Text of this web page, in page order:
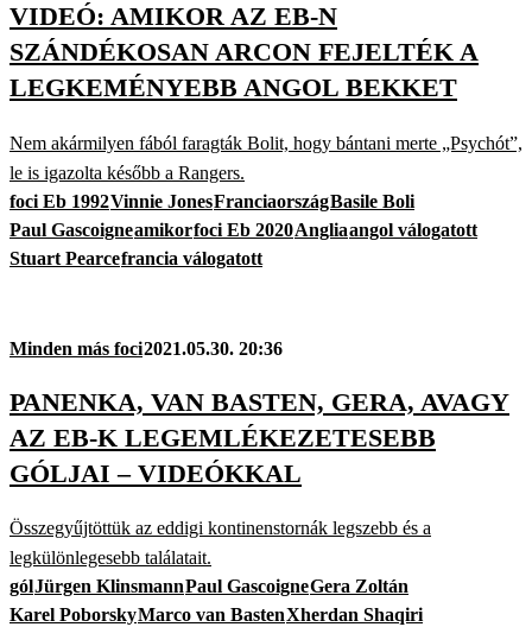
VIDEÓ: AMIKOR AZ EB-N
SZÁNDÉKOSAN ARCON FEJELTÉK A
LEGKEMÉNYEBB ANGOL BEKKET
Nem akármilyen fából faragták Bolit, hogy bántani merte „Psychót”,
le is igazolta később a Rangers.
foci Eb 1992Vinnie JonesFranciaországBasile Boli
Paul Gascoigneamikorfoci Eb 2020Angliaangol válogatott
Stuart Pearcefrancia válogatott
Minden más foci2021.05.30. 20:36
PANENKA, VAN BASTEN, GERA, AVAGY
AZ EB-K LEGEMLÉKEZETESEBB
GÓLJAI – VIDEÓKKAL
Összegyűjtöttük az eddigi kontinenstornák legszebb és a
legkülönlegesebb találatait.
gólJürgen KlinsmannPaul GascoigneGera Zoltán
Karel PoborskyMarco van BastenXherdan Shaqiri